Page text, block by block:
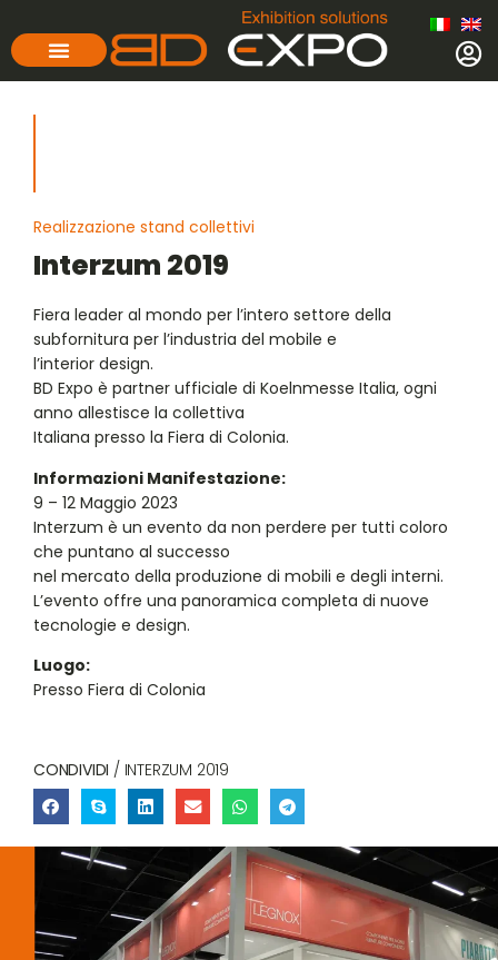
Realizzazione stand collettivi
Interzum 2019
Fiera leader al mondo per l’intero settore della
subfornitura per l’industria del mobile e
l’interior design.
BD Expo è partner ufficiale di Koelnmesse Italia, ogni
anno allestisce la collettiva
Italiana presso la Fiera di Colonia.
Informazioni Manifestazione:
9 – 12 Maggio 2023
Interzum è un evento da non perdere per tutti coloro
che puntano al successo
nel mercato della produzione di mobili e degli interni.
L’evento offre una panoramica completa di nuove
tecnologie e design.
Luogo:
Presso Fiera di Colonia
CONDIVIDI / INTERZUM 2019